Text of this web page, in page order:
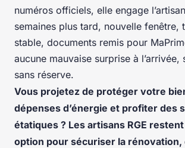
numéros officiels, elle engage
semaines plus tard, nouvelle fenêtre,
stable, documents remis pour
aucune mauvaise surprise à l’arrivée,
sans réserve.
Vous projetez de protéger votre
dépenses d’énergie et profiter des
étatiques ? Les artisans RGE
option pour sécuriser la rénovation,